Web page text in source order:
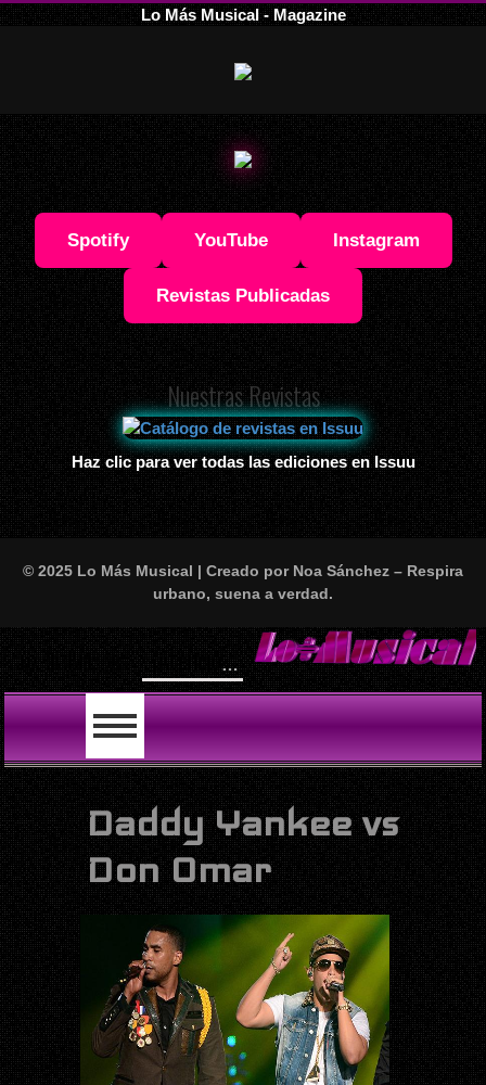
Lo Más Musical - Magazine
Spotify YouTube Instagram
Revistas Publicadas
Nuestras Revistas
Haz clic para ver todas las ediciones en Issuu
© 2025 Lo Más Musical | Creado por Noa Sánchez – Respira
urbano, suena a verdad.
LO ÚLTIMO Will S
Daddy Yankee vs
Don Omar